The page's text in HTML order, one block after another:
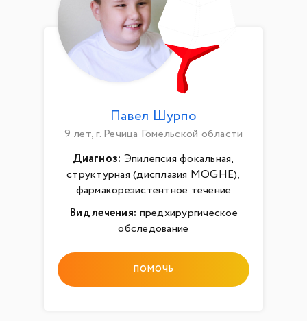
Павел Шурпо
9 лет, г. Речица Гомельской области
Диагноз: Эпилепсия фокальная,
структурная (дисплазия MOGHE),
фармакорезистентное течение
Вид лечения: предхирургическое
обследование
ПОМОЧЬ